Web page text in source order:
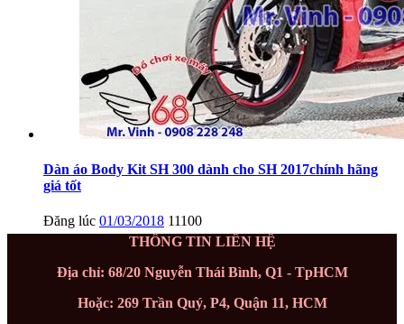
Dàn áo Body Kit SH 300 dành cho SH 2017chính hãng
giá tốt
Đăng lúc 01/03/2018 11100
THÔNG TIN LIÊN HỆ
Địa chỉ: 68/20 Nguyễn Thái Bình, Q1 - TpHCM
Hoặc: 269 Trần Quý, P4, Quận 11, HCM